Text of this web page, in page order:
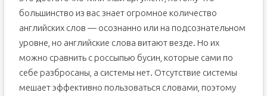
большинство из вас знает огромное количество
английских слов — осознанно или на подсознательном
уровне, но английские слова витают везде. Но их
можно сравнить с россыпью бусин, которые сами по
себе разбросаны, а системы нет. Отсутствие системы
мешает эффективно пользоваться словами, поэтому